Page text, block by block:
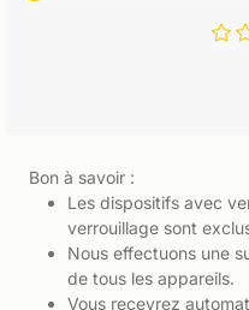
Bon à savoir :
Les dispositifs avec
verrouillage sont
Nous effectuons une
de tous les appareils.
Vous recevrez